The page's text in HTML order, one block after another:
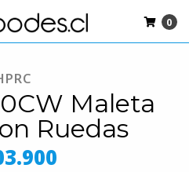
0
Maleta
Ruedas